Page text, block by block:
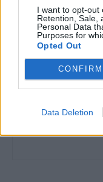
I want to opt-out
Retention, Sale,
Personal Data
Purposes for
Opted Out
CONFIRM
Data Deletion
Ωρίων – Σπάνια
συνδέονται με
διαμόρφωσαν
πνεύμα της
27 Φεβρουαρίου 2026
Γεωργιάδης:
27 Φεβρουαρίου 2026